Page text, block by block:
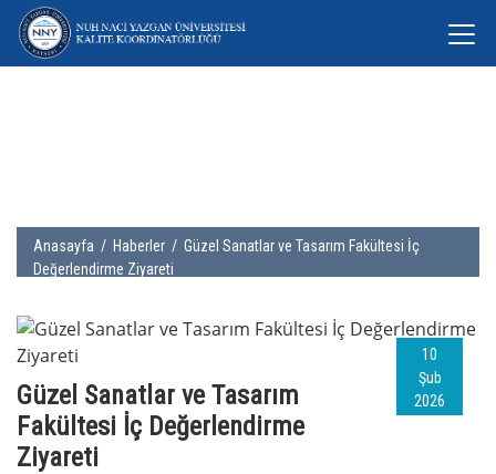
Anasayfa / Haberler / Güzel Sanatlar ve Tasarım Fakültesi İç
Değerlendirme Ziyareti
10
Şub
2026
Güzel Sanatlar ve Tasarım
Fakültesi İç Değerlendirme
Ziyareti